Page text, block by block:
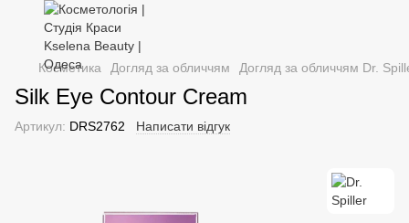
Косметика Догляд за обличчям Догляд за обличчям Dr.
Silk Eye Contour Cream
Артикул: DRS2762 Написати відгук